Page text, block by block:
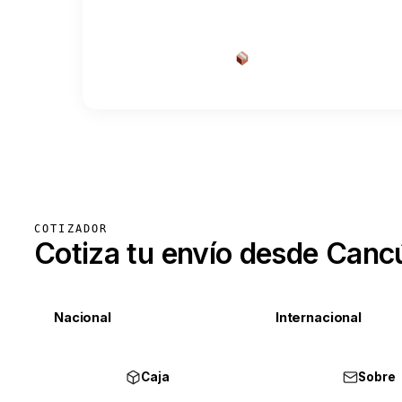
COTIZADOR
Cotiza tu envío desde
Nacional Internacional
Caja Sobre